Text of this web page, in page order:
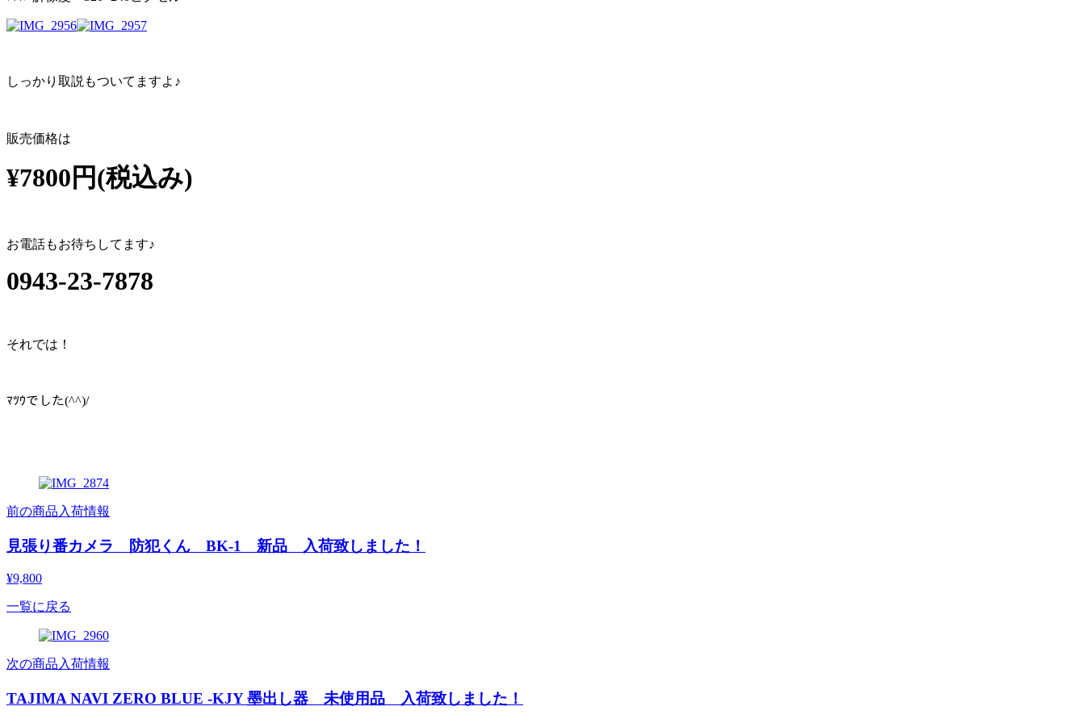
しっかり取説もついてますよ♪
販売価格は
¥7800円(税込み)
お電話もお待ちしてます♪
0943-23-7878
それでは！
ﾏﾂｳでした(^^)/
前の商品入荷情報
見張り番カメラ 防犯くん BK-1 新品 入荷致しました！
¥9,800
一覧に戻る
次の商品入荷情報
TAJIMA NAVI ZERO BLUE -KJY 墨出し器 未使用品 入荷致しました！